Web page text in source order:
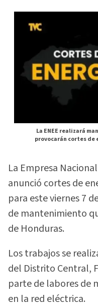
La ENEE realizará
provocarán cortes de
La Empresa
anunció cortes de
para este viernes 7
de mantenimiento
de Honduras.
Los trabajos se
del Distrito Central,
parte de labores de
en la red eléctrica.